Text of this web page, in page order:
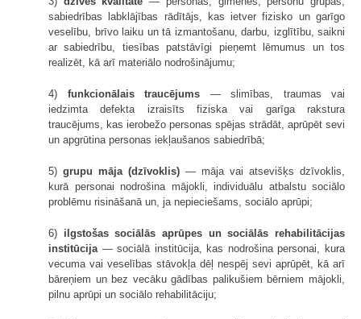
sabiedrības labklājības rādītājs, kas ietver fizisko un garīgo
veselību, brīvo laiku un tā izmantošanu, darbu, izglītību, saikni
ar sabiedrību, tiesības patstāvīgi pieņemt lēmumus un tos
realizēt, kā arī materiālo nodrošinājumu;
4) funkcionālais traucējums — slimības, traumas vai
iedzimta defekta izraisīts fiziska vai garīga rakstura
traucējums, kas ierobežo personas spējas strādāt, aprūpēt sevi
un apgrūtina personas iekļaušanos sabiedrībā;
5) grupu māja (dzīvoklis) — māja vai atsevišķs dzīvoklis,
kurā personai nodrošina mājokli, individuālu atbalstu sociālo
problēmu risināšanā un, ja nepieciešams, sociālo aprūpi;
6) ilgstošas sociālās aprūpes un sociālās rehabilitācijas
institūcija — sociālā institūcija, kas nodrošina personai, kura
vecuma vai veselības stāvokļa dēļ nespēj sevi aprūpēt, kā arī
bāreņiem un bez vecāku gādības palikušiem bērniem mājokli,
pilnu aprūpi un sociālo rehabilitāciju;